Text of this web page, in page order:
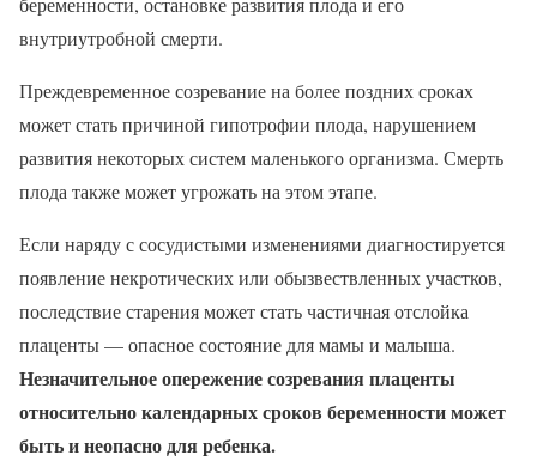
внутриутробной смерти.
Преждевременное созревание на более поздних сроках
может стать причиной гипотрофии плода, нарушением
развития некоторых систем маленького организма. Смерть
плода также может угрожать на этом этапе.
Если наряду с сосудистыми изменениями диагностируется
появление некротических или обызвествленных участков,
последствие старения может стать частичная отслойка
плаценты — опасное состояние для мамы и малыша.
Незначительное опережение созревания плаценты
относительно календарных сроков беременности может
быть и неопасно для ребенка.